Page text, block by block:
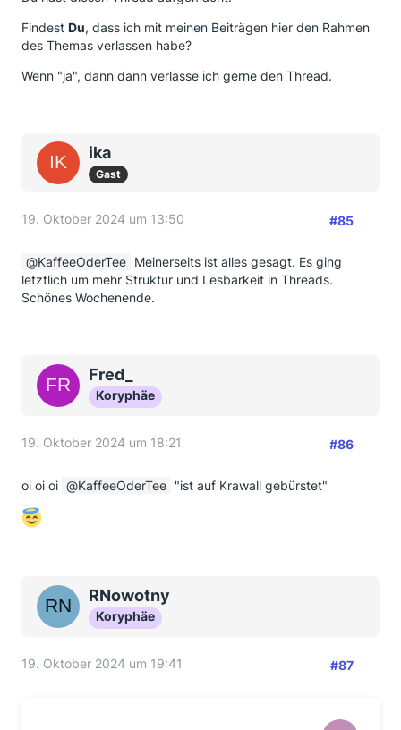
Findest Du, dass ich mit meinen Beiträgen hier den Rahmen
des Themas verlassen habe?
Wenn "ja", dann dann verlasse ich gerne den Thread.
ika
Gast
19. Oktober 2024 um 13:50 #85
KaffeeOderTee Meinerseits ist alles gesagt. Es ging
letztlich um mehr Struktur und Lesbarkeit in Threads.
Schönes Wochenende.
Fred_
Koryphäe
19. Oktober 2024 um 18:21 #86
oi oi oi KaffeeOderTee "ist auf Krawall gebürstet"
RNowotny
Koryphäe
19. Oktober 2024 um 19:41 #87